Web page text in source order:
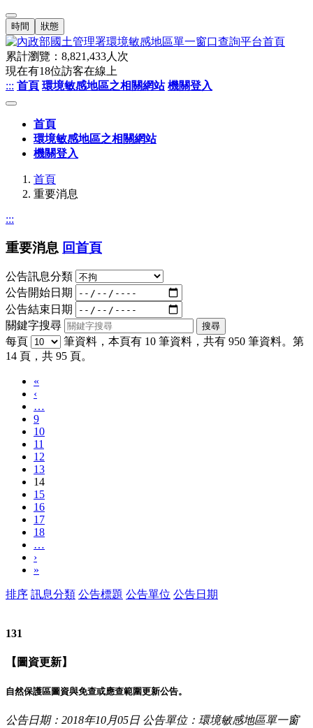
時間 狀態
累計瀏覽： 8,821,433人次
現在有18位訪客在線上
::: 首頁 環境敏感地區之相關網站 機關登入
首頁
環境敏感地區之相關網站
機關登入
首頁
重要消息
:::
重要消息 回首頁
公告訊息分類
公告開始日期
公告結束日期
關鍵字搜尋
每頁
筆資料，本頁有 10 筆資料，共有 950 筆資料。第
14 頁，共 95 頁。
«
‹
…
9
10
11
12
13
14
15
16
17
18
…
›
»
排序 訊息分類 公告標題 公告單位 公告日期
131
【圖資更新】
自然保護區圖資與免查或應查範圍更新公告。
公告日期：2018年10月05日 公告單位：環境敏感地區單一窗